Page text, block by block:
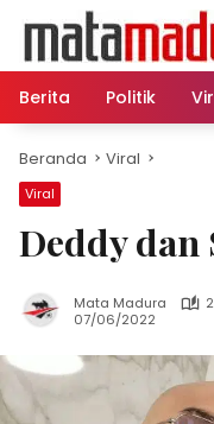
konten
Berita
Politik
Beranda Viral
Viral
Deddy
Mata Madura
07/06/2022